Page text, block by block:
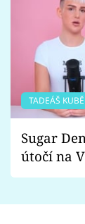
TADEÁŠ
Sugar
útočí na
Proč je